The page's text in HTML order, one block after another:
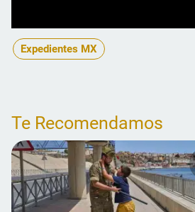
Expedientes MX
Te Recomendamos